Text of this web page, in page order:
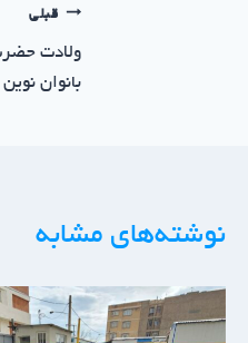
قبلی
ولادت
بانوان نوین
نوشته‌های مشابه